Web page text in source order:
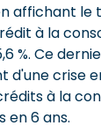
affichant le
à la
%. Ce
d'une crise
à la
en 6 ans.